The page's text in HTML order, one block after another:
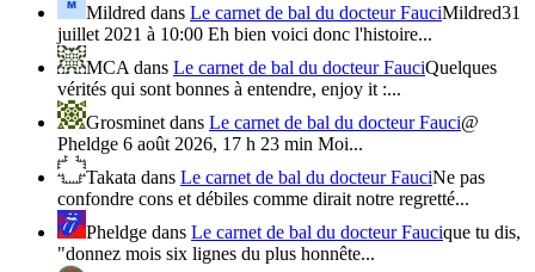
Mildred dans Le carnet de bal du docteur FauciMildred31
juillet 2021 à 10:00 Eh bien voici donc l'histoire...
MCA dans Le carnet de bal du docteur FauciQuelques
vérités qui sont bonnes à entendre, enjoy it :...
Grosminet dans Le carnet de bal du docteur Fauci@
Pheldge 6 août 2026, 17 h 23 min Moi...
Takata dans Le carnet de bal du docteur FauciNe pas
confondre cons et débiles comme dirait notre regretté...
Pheldge dans Le carnet de bal du docteur Faucique tu dis,
"donnez mois six lignes du plus honnête...